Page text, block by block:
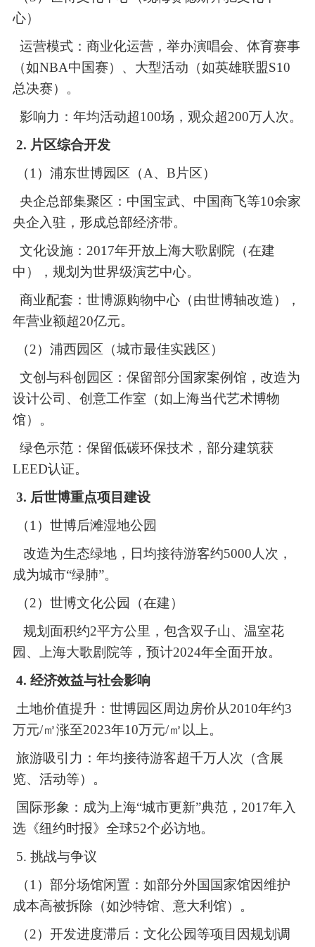
心）
运营模式：商业化运营，举办演唱会、体育赛事
（如NBA中国赛）、大型活动（如英雄联盟S10
总决赛）。
影响力：年均活动超100场，观众超200万人次。
2. 片区综合开发
（1） 浦东世博园区（A、B片区）
央企总部集聚区：中国宝武、中国商飞等10余家
央企入驻，形成总部经济带。
文化设施： 2017年开放上海大歌剧院（在建
中），规划为世界级演艺中心。
商业配套：世博源购物中心（由世博轴改造），
年营业额超20亿元。
（2） 浦西园区（城市最佳实践区）
文创与科创园区：保留部分国家案例馆，改造为
设计公司、创意工作室（如上海当代艺术博物
馆）。
绿色示范：保留低碳环保技术，部分建筑获
LEED认证。
3. 后世博重点项目建设
（1） 世博后滩湿地公园
改造为生态绿地，日均接待游客约5000人次，
成为城市“绿肺”。
（2） 世博文化公园（在建）
规划面积约2平方公里，包含双子山、温室花
园、上海大歌剧院等，预计2024年全面开放。
4. 经济效益与社会影响
土地价值提升：世博园区周边房价从2010年约3
万元/㎡涨至2023年10万元/㎡以上。
旅游吸引力：年均接待游客超千万人次（含展
览、活动等）。
国际形象：成为上海“城市更新”典范，2017年入
选《纽约时报》全球52个必访地。
5. 挑战与争议
（1） 部分场馆闲置：如部分外国国家馆因维护
成本高被拆除（如沙特馆、意大利馆）。
（2） 开发进度滞后：文化公园等项目因规划调